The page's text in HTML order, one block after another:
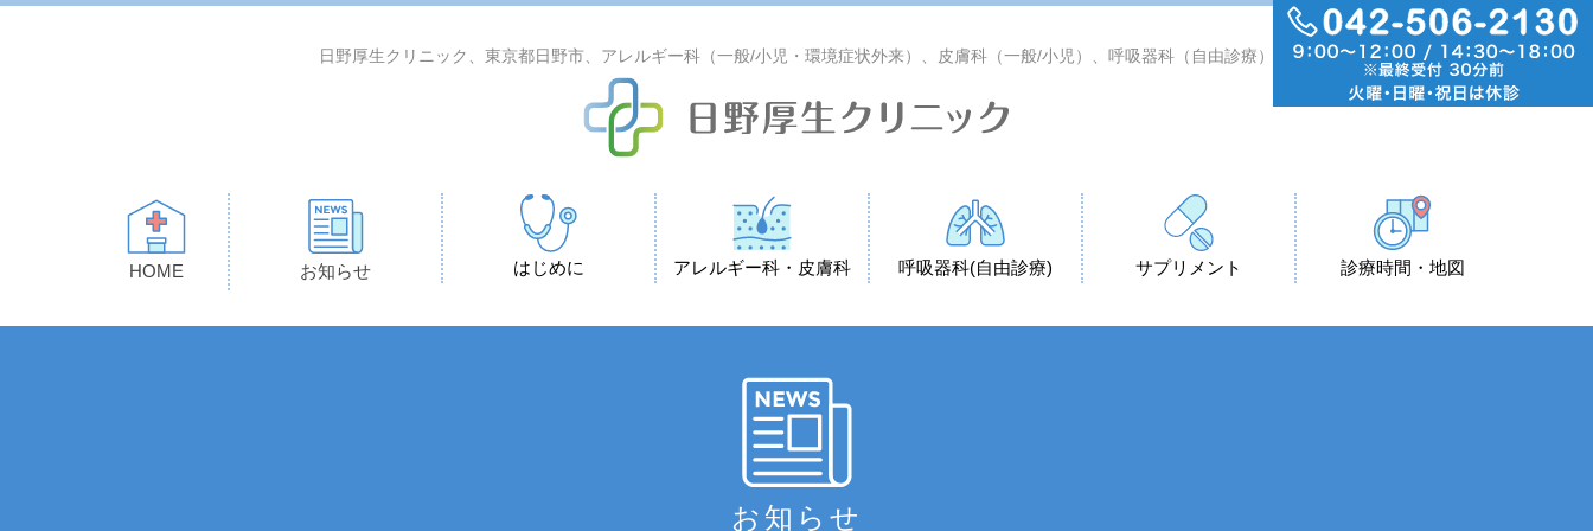
日野厚生クリニック、東京都日野市、アレルギー科（一般/小児・環境症状外来）、皮膚科（一般/小児）、呼吸器科（自由診療）
HOME お知らせ はじめに アレルギー科・皮膚科 呼吸器科(自由診療) サプリメント 診療時間・地図
お知らせ